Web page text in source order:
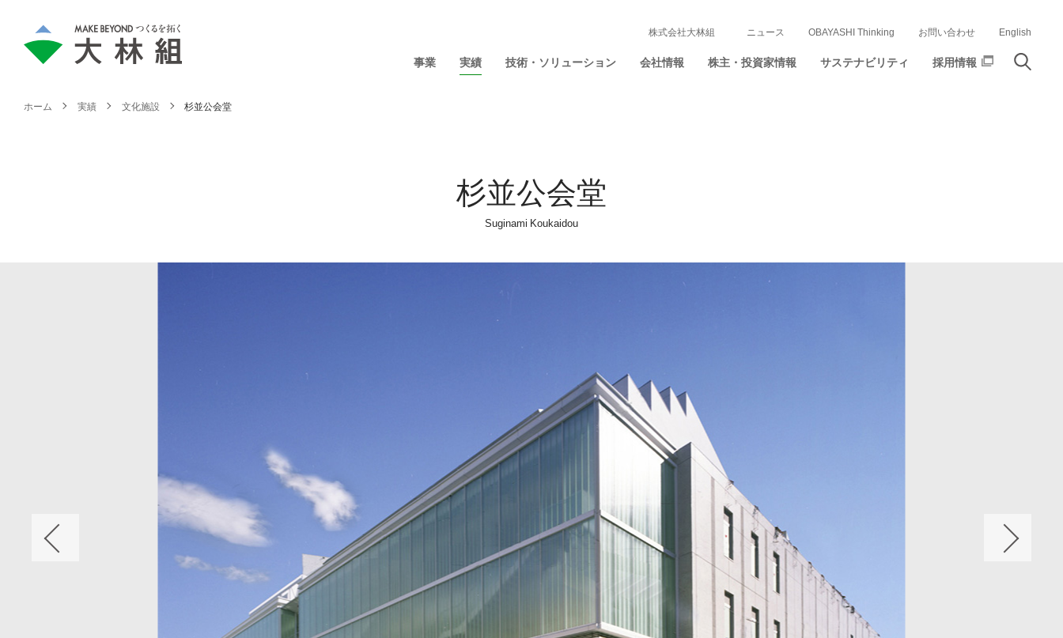
事業 実績 技術・ソリューション 会社情報 株主・投資家情報 サステナビリティ 採用情報
株式会社大林組 ニュース OBAYASHI Thinking お問い合わせ English
ホーム 実績 文化施設 杉並公会堂
杉並公会堂
Suginami Koukaidou